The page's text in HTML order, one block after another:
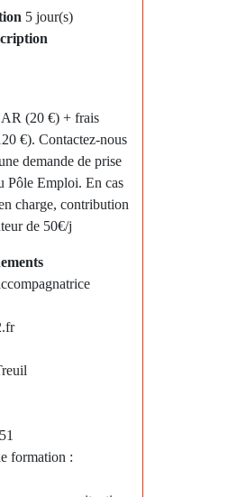
5 jour(s)
(20 €) + frais
€). Contactez-nous
demande de prise
Pôle Emploi. En cas
charge, contribution
de 50€/j
formation :